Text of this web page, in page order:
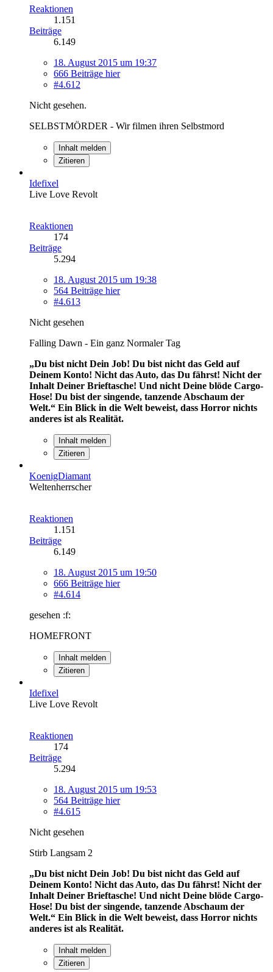
Reaktionen
1.151
Beiträge
6.149
18. August 2015 um 19:37
666 Beiträge hier
#4.612
Nicht gesehen.
SELBSTMÖRDER - Wir filmen ihren Selbstmord
Inhalt melden
Zitieren
Idefixel
Live Love Revolt
Reaktionen
174
Beiträge
5.294
18. August 2015 um 19:38
564 Beiträge hier
#4.613
Nicht gesehen
Falling Dawn - Ein ganz Normaler Tag
„Du bist nicht Dein Job! Du bist nicht das Geld auf
Deinem Konto! Nicht das Auto, das Du fährst! Nicht der
Inhalt Deiner Brieftasche! Und nicht Deine blöde Cargo-
Hose! Du bist der singende, tanzende Abschaum der
Welt.“ Ein Blick in die Welt beweist, dass Horror nichts
anderes ist als Realität.
Inhalt melden
Zitieren
KoenigDiamant
Weltenherrscher
Reaktionen
1.151
Beiträge
6.149
18. August 2015 um 19:50
666 Beiträge hier
#4.614
gesehen :f:
HOMEFRONT
Inhalt melden
Zitieren
Idefixel
Live Love Revolt
Reaktionen
174
Beiträge
5.294
18. August 2015 um 19:53
564 Beiträge hier
#4.615
Nicht gesehen
Stirb Langsam 2
„Du bist nicht Dein Job! Du bist nicht das Geld auf
Deinem Konto! Nicht das Auto, das Du fährst! Nicht der
Inhalt Deiner Brieftasche! Und nicht Deine blöde Cargo-
Hose! Du bist der singende, tanzende Abschaum der
Welt.“ Ein Blick in die Welt beweist, dass Horror nichts
anderes ist als Realität.
Inhalt melden
Zitieren